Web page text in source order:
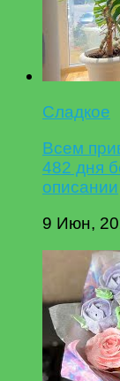
Сладкое
Всем
482 дня
описании
9 Июн,